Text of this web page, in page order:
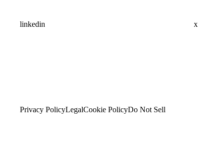
linkedin x
Privacy PolicyLegalCookie PolicyDo Not Sell